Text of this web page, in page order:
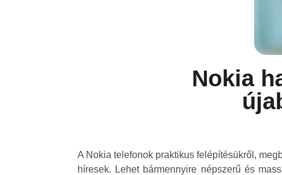
Nokia
A Nokia telefonok praktikus felépítésükről,
híresek. Lehet bármennyire népszerű és